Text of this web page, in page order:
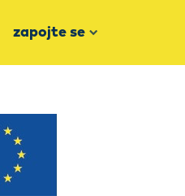
zapojte se